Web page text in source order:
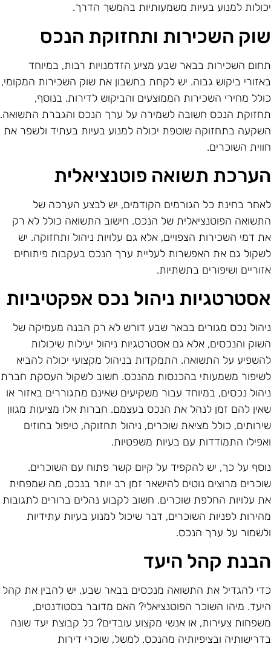
למנוע בעיות משמעותיות בהמשך הדרך.
השכירות ותחזוקת הנכס
השכירות בבאר שבע מציע הזדמנויות רבות, במיוחד
ביקוש גבוה. יש לקחת בחשבון את שוק השכירות המקומי,
מחירי השכירות הממוצעים והביקוש לדירות. בנוסף,
הנכס חשובה לשמירה על ערך הנכס והגברת התשואה.
בתחזוקה שוטפת יכולה למנוע בעיות בעתיד ולשפר את
השוכרים.
תשואה פוטנציאלית
בחינת כל הגורמים הקודמים, יש לבצע הערכה של
הפוטנציאלית של הנכס. חישוב התשואה כולל לא רק
דמי השכירות הצפויים, אלא גם עלויות ניהול ותחזוקה. יש
גם את האפשרות לעליית ערך הנכס בעקבות פיתוחים
ושיפורים בתשתיות.
ניהול נכס אפקטיביות
נכס מגורים בבאר שבע דורש לא רק הבנה מעמיקה של
והנכסים, אלא גם אסטרטגיות ניהול יעילות שיכולות
על התשואה. התמקדות בניהול מקצועי יכולה להביא
משמעותי בהכנסות מהנכס. חשוב לשקול העסקת חברת
נכסים, במיוחד עבור משקיעים שאינם מתגוררים באזור או
להם זמן לנהל את הנכס בעצמם. חברות אלו מציעות מגוון
כולל מציאת שוכרים, ניהול תחזוקה, טיפול בחוזים
התמודדות עם בעיות משפטיות.
על כך, יש להקפיד על קיום קשר פתוח עם השוכרים.
מרוצים נוטים להישאר זמן רב יותר בנכס, מה שמפחית
עלויות החלפת שוכרים. חשוב לקבוע נהלים ברורים לתגובות
לפניות השוכרים, דבר שיכול למנוע בעיות עתידיות
על ערך הנכס.
קהל היעד
להגדיל את התשואה מנכסים בבאר שבע, יש להבין את קהל
מיהו השוכר הפוטנציאלי? האם מדובר בסטודנטים,
צעירות, או אנשי מקצוע עובדים? כל קבוצת יעד שונה
ובציפיותיה מהנכס. למשל, שוכרי דירות